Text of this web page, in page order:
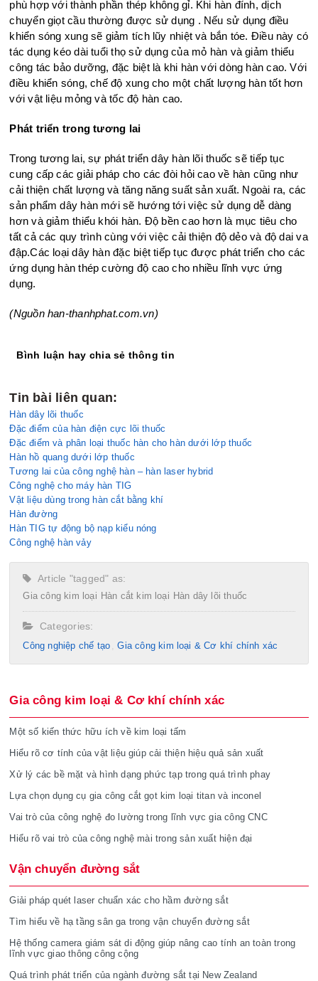
phù hợp với thành phần thép không gỉ. Khi hàn đính, dịch
chuyển giọt cầu thường được sử dụng . Nếu sử dụng điều
khiển sóng xung sẽ giảm tích lũy nhiệt và bắn tóe. Điều này có
tác dụng kéo dài tuổi thọ sử dụng của mỏ hàn và giảm thiểu
công tác bảo dưỡng, đặc biệt là khi hàn với dòng hàn cao. Với
điều khiển sóng, chế độ xung cho một chất lượng hàn tốt hơn
với vật liệu mỏng và tốc độ hàn cao.
Phát triển trong tương lai
Trong tương lai, sự phát triển dây hàn lõi thuốc sẽ tiếp tục
cung cấp các giải pháp cho các đòi hỏi cao về hàn cũng như
cải thiện chất lượng và tăng năng suất sản xuất. Ngoài ra, các
sản phẩm dây hàn mới sẽ hướng tới việc sử dụng dễ dàng
hơn và giảm thiểu khói hàn. Độ bền cao hơn là mục tiêu cho
tất cả các quy trình cùng với việc cải thiện độ dẻo và độ dai va
đập.Các loại dây hàn đặc biệt tiếp tục được phát triển cho các
ứng dụng hàn thép cường độ cao cho nhiều lĩnh vực ứng
dụng.
(Nguồn han-thanhphat.com.vn)
Bình luận hay chia sẻ thông tin
Tin bài liên quan:
Hàn dây lõi thuốc
Đặc điểm của hàn điện cực lõi thuốc
Đặc điểm và phân loại thuốc hàn cho hàn dưới lớp thuốc
Hàn hồ quang dưới lớp thuốc
Tương lai của công nghệ hàn – hàn laser hybrid
Công nghệ cho máy hàn TIG
Vật liệu dùng trong hàn cắt bằng khí
Hàn đường
Hàn TIG tự động bộ nạp kiểu nóng
Công nghệ hàn vảy
Article "tagged" as:
Gia công kim loại Hàn cắt kim loại Hàn dây lõi thuốc
Categories:
Công nghiệp chế tạo​ Gia công kim loại & Cơ khí chính xác
Gia công kim loại & Cơ khí chính xác
Một số kiến thức hữu ích về kim loại tấm
Hiểu rõ cơ tính của vật liệu giúp cải thiện hiệu quả sản xuất
Xử lý các bề mặt và hình dạng phức tạp trong quá trình phay
Lựa chọn dụng cụ gia công cắt gọt kim loại titan và inconel
Vai trò của công nghệ đo lường trong lĩnh vực gia công CNC
Hiểu rõ vai trò của công nghệ mài trong sản xuất hiện đại
Vận chuyển đường sắt
Giải pháp quét laser chuẩn xác cho hầm đường sắt
Tìm hiểu về hạ tầng sân ga trong vận chuyển đường sắt
Hệ thống camera giám sát di động giúp nâng cao tính an toàn trong
lĩnh vực giao thông công cộng
Quá trình phát triển của ngành đường sắt tại New Zealand